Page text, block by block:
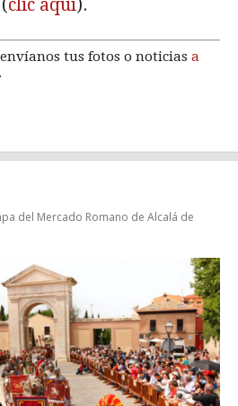
clic aquí).
envíanos tus fotos o noticias a
.